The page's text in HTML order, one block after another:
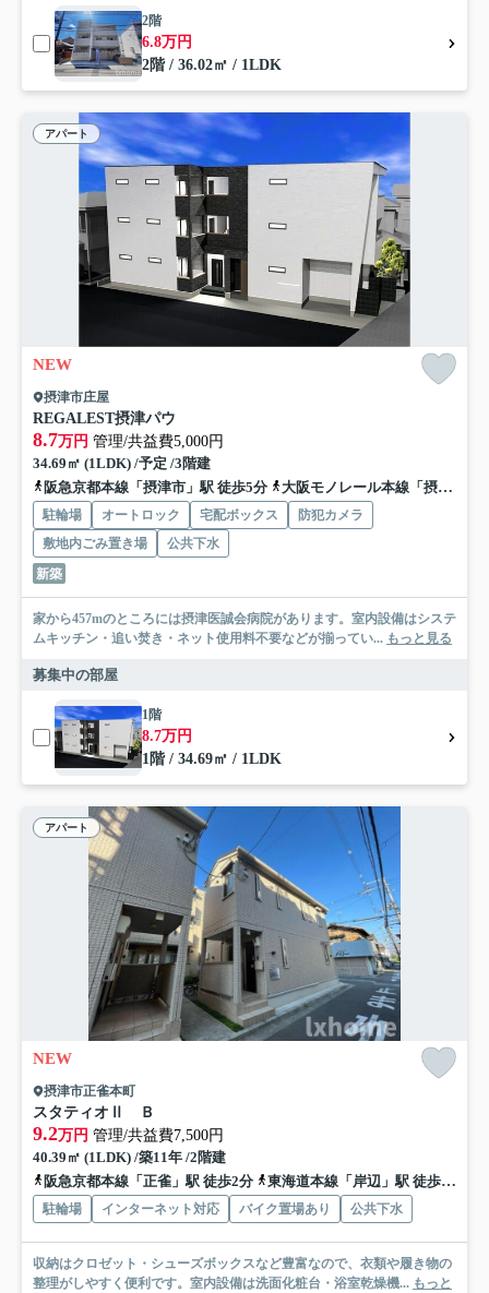
2階
6.8万円
2階 / 36.02㎡ / 1LDK
アパート
NEW
摂津市庄屋
REGALEST摂津パウ
8.7万円 管理/共益費5,000円
34.69㎡ (1LDK) /予定 /3階建
阪急京都本線「摂津市」駅 徒歩5分
大阪モノレール本線「摂津」駅 徒歩15分
駐輪場 オートロック 宅配ボックス
防犯カメラ
敷地内ごみ置き場
公共下水
新築
家から457mのところには摂津医誠会病院があります。室内設備はシステ
ムキッチン・追い焚き・ネット使用料不要などが揃ってい... もっと見る
募集中の部屋
1階
8.7万円
1階 / 34.69㎡ / 1LDK
アパート
NEW
摂津市正雀本町
スタティオⅡ Ｂ
9.2万円 管理/共益費7,500円
40.39㎡ (1LDK) /築11年 /2階建
阪急京都本線「正雀」駅 徒歩2分
東海道本線「岸辺」駅 徒歩11分
駐輪場 インターネット対応 バイク置場あり 公共下水
収納はクロゼット・シューズボックスなど豊富なので、衣類や履き物の
整理がしやすく便利です。室内設備は洗面化粧台・浴室乾燥機... もっと